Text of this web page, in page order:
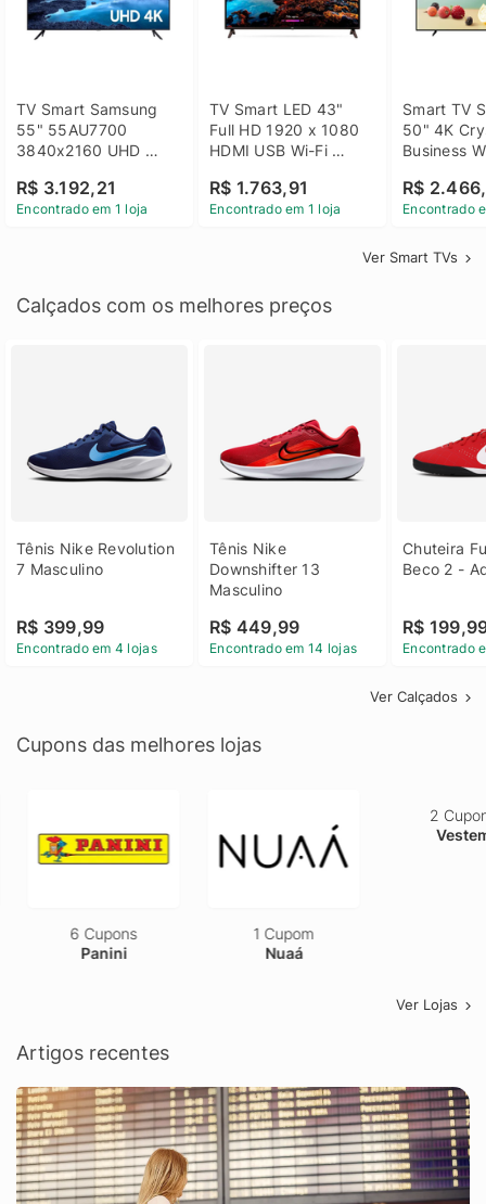
TV Smart Samsung
55" 55AU7700
3840x2160 UHD
Bluetooth
R$ 3.192,21
Encontrado em 1 loja
TV Smart LED 43"
Full HD 1920 x 1080
HDMI USB Wi-Fi
43LM631C0SB LG
R$ 1.763,91
Encontrado em 1 loja
Smart TV
50" 4K
Business
R$
Encontrado
Ver Smart TVs
Calçados com os melhores preços
Tênis Nike Revolution
7 Masculino
R$ 399,99
Encontrado em 4 lojas
Tênis Nike
Downshifter 13
Masculino
R$ 449,99
Encontrado em 14 lojas
Chuteira
Beco 2 -
R$
Encontrado
Ver Calçados
Cupons das melhores lojas
6 Cupons
Panini
1 Cupom
Nuaá
Ver Lojas
Artigos recentes